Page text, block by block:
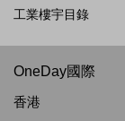
工業樓宇目錄
OneDay國際
香港